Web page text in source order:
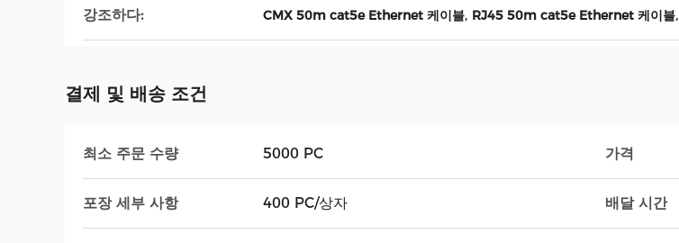
강조하다: CMX 50m cat5e Ethernet 케이블, RJ45 50m cat5e Ethernet 케이블,
결제 및 배송 조건
최소 주문 수량 5000 PC 가격
포장 세부 사항 400 PC/상자 배달 시간